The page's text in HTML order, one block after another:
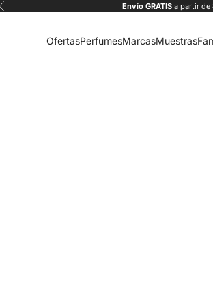
Anterior Envío GRATIS a partir de
OfertasPerfumesMarcasMuestras